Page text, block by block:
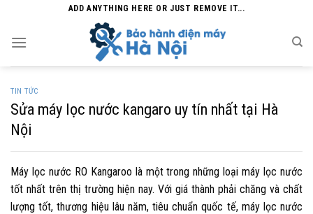
content
ADD ANYTHING HERE OR JUST REMOVE IT...
TIN TỨC
Sửa máy lọc nước kangaro uy tín nhất tại Hà
Nội
Máy lọc nước RO Kangaroo là một trong những loại máy lọc nước
tốt nhất trên thị trường hiện nay. Với giá thành phải chăng và chất
lượng tốt, thương hiệu lâu năm, tiêu chuẩn quốc tế, máy lọc nước